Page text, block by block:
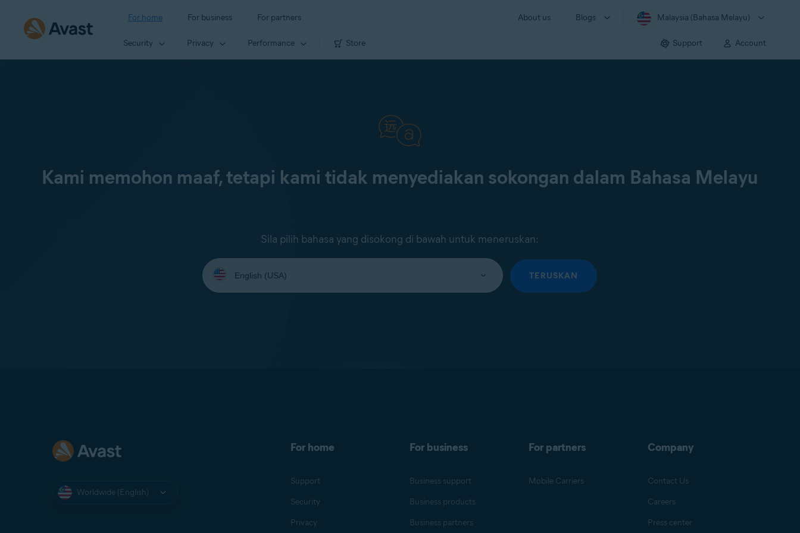
For home For business For partners About us Blogs Malaysia (Bahasa Melayu)
Security Privacy Performance Store Support Account
Kami memohon maaf, tetapi kami tidak menyediakan sokongan dalam Bahasa Melayu
Sila pilih bahasa yang disokong di bawah untuk meneruskan:
Select
your
language:
TERUSKAN
Worldwide (English)
For home
Support
Security
Privacy
For business
Business support
Business products
Business partners
For partners
Mobile Carriers
Company
Contact Us
Careers
Press center